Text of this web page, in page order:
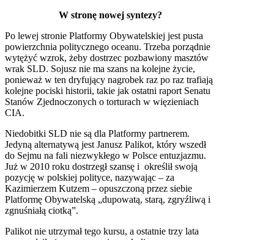
W stronę nowej syntezy?
Po lewej stronie Platformy Obywatelskiej jest pusta
powierzchnia politycznego oceanu. Trzeba porządnie
wytężyć wzrok, żeby dostrzec pozbawiony masztów
wrak SLD. Sojusz nie ma szans na kolejne życie,
ponieważ w ten dryfujący nagrobek raz po raz trafiają
kolejne pociski historii, takie jak ostatni raport Senatu
Stanów Zjednoczonych o torturach w więzieniach
CIA.
Niedobitki SLD nie są dla Platformy partnerem.
Jedyną alternatywą jest Janusz Palikot, który wszedł
do Sejmu na fali niezwykłego w Polsce entuzjazmu.
Już w 2010 roku dostrzegł szansę i określił swoją
pozycję w polskiej polityce, nazywając – za
Kazimierzem Kutzem – opuszczoną przez siebie
Platformę Obywatelską „dupowatą, starą, zgryźliwą i
zgnuśniałą ciotką”.
Palikot nie utrzymał tego kursu, a ostatnie trzy lata